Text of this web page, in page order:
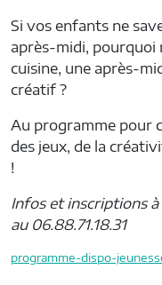
k
r
Si vos enfants ne
après-midi, pourquoi
cuisine, une après-
créatif ?
Au programme pour
des jeux, de la
!
Infos et inscriptions à
au 06.88.71.18.31
programme-dispo-